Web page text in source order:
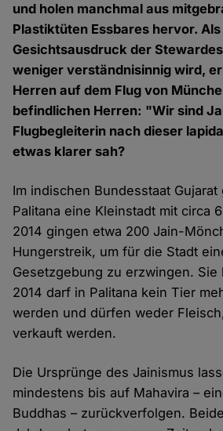
und holen manchmal aus
Plastiktüten Essbares hervor.
Gesichtsausdruck der
weniger verständnisinnig wird,
Herren auf dem Flug von
befindlichen Herren: "Wir sind
Flugbegleiterin nach dieser
etwas klarer sah?
Im indischen Bundesstaat
Palitana eine Kleinstadt mit circa
2014 gingen etwa 200 Jain-
Hungerstreik, um für die Stadt
Gesetzgebung zu erzwingen. Sie
2014 darf in Palitana kein Tier
werden und dürfen weder
verkauft werden.
Die Ursprünge des Jainismus
mindestens bis auf Mahavira –
Buddhas – zurückverfolgen.